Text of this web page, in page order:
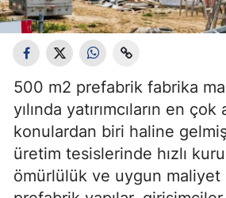
500 m2 prefabrik fabrika
yılında yatırımcıların en çok
konulardan biri haline
üretim tesislerinde hızlı
ömürlülük ve uygun maliyet